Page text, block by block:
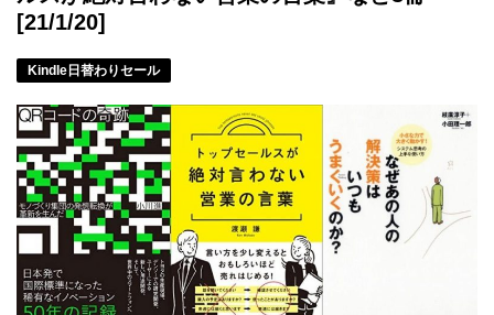
[21/1/20]
Kindle日替わりセール